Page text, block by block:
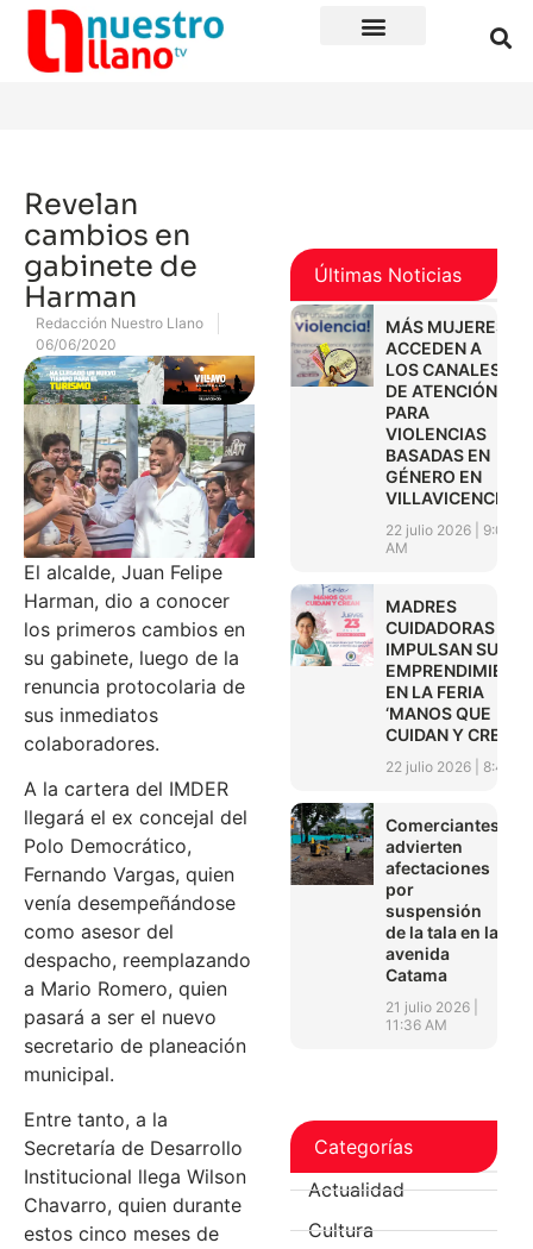
Revelan
cambios en
gabinete de
Harman
Redacción Nuestro Llano
06/06/2020
El alcalde, Juan Felipe
Harman, dio a conocer
los primeros cambios en
su gabinete, luego de la
renuncia protocolaria de
sus inmediatos
colaboradores.
A la cartera del IMDER
llegará el ex concejal del
Polo Democrático,
Fernando Vargas, quien
venía desempeñándose
como asesor del
despacho, reemplazando
a Mario Romero, quien
pasará a ser el nuevo
secretario de planeación
municipal.
Entre tanto, a la
Secretaría de Desarrollo
Institucional llega Wilson
Chavarro, quien durante
estos cinco meses de
Últimas Noticias
MÁS MUJERES
ACCEDEN A
LOS CANALES
DE ATENCIÓN
PARA
VIOLENCIAS
BASADAS EN
GÉNERO EN
VILLAVICENCIO
22 julio 2026
9:01
AM
MADRES
CUIDADORAS
IMPULSAN SUS
EN LA FERIA
‘MANOS QUE
CUIDAN Y CREAN’
22 julio 2026 8:45
Comerciantes
advierten
afectaciones
por
suspensión
de la tala en la
avenida
Catama
21 julio 2026
11:36 AM
Categorías
Actualidad
Cultura